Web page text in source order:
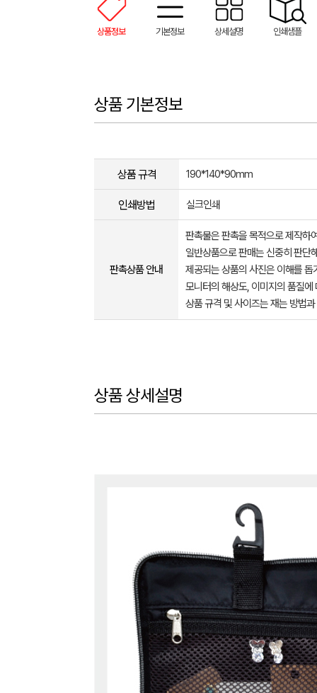
상품정보 기본정보 상세설명 인쇄샘플
상품 기본정보
상품 규격 190*140*90mm
인쇄방법 실크인쇄
판촉상품 안내
판촉물은 판촉을 목적으로 제작하
일반상품으로 판매는 신중히 판단
제공되는 상품의 사진은 이해를
모니터의 해상도, 이미지의 품질
상품 규격 및 사이즈는 재는 방법
상품 상세설명